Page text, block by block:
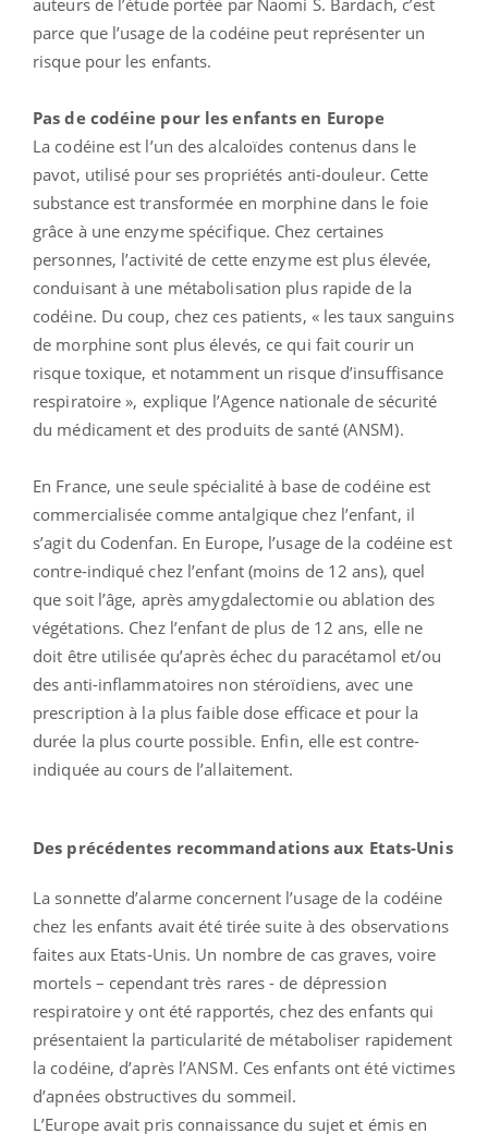
parce que l’usage de la codéine peut représenter un
risque pour les enfants.
Pas de codéine pour les enfants en Europe
La codéine est l’un des alcaloïdes contenus dans le
pavot, utilisé pour ses propriétés anti-douleur. Cette
substance est transformée en morphine dans le foie
grâce à une enzyme spécifique. Chez certaines
personnes, l’activité de cette enzyme est plus élevée,
conduisant à une métabolisation plus rapide de la
codéine. Du coup, chez ces patients, « les taux sanguins
de morphine sont plus élevés, ce qui fait courir un
risque toxique, et notamment un risque d’insuffisance
respiratoire », explique l’Agence nationale de sécurité
du médicament et des produits de santé (ANSM).
En France, une seule spécialité à base de codéine est
commercialisée comme antalgique chez l’enfant, il
s’agit du Codenfan. En Europe, l’usage de la codéine est
contre-indiqué chez l’enfant (moins de 12 ans), quel
que soit l’âge, après amygdalectomie ou ablation des
végétations. Chez l’enfant de plus de 12 ans, elle ne
doit être utilisée qu’après échec du paracétamol et/ou
des anti-inflammatoires non stéroïdiens, avec une
prescription à la plus faible dose efficace et pour la
durée la plus courte possible. Enfin, elle est contre-
indiquée au cours de l’allaitement.
Des précédentes recommandations aux Etats-Unis
La sonnette d’alarme concernent l’usage de la codéine
chez les enfants avait été tirée suite à des observations
faites aux Etats-Unis. Un nombre de cas graves, voire
mortels – cependant très rares - de dépression
respiratoire y ont été rapportés, chez des enfants qui
présentaient la particularité de métaboliser rapidement
la codéine, d’après l’ANSM. Ces enfants ont été victimes
d’apnées obstructives du sommeil.
L’Europe avait pris connaissance du sujet et émis en